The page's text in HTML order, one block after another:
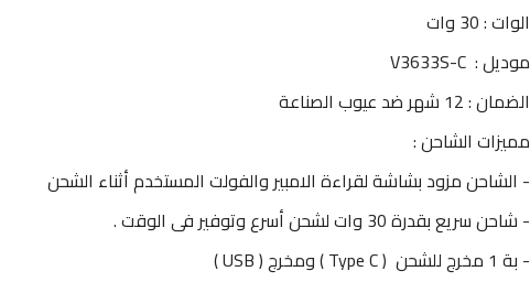
الوات : 30 وات
موديل : V3633S-C
الضمان : 12 شهر ضد عيوب الصناعة
مميزات الشاحن :
- الشاحن مزود بشاشة لقراءة الامبير والفولت المستخدم أثناء الشحن
- شاحن سريع بقدرة 30 وات لشحن أسرع وتوفير فى الوقت .
- بة 1 مخرج للشحن ( Type C ) ومخرج ( USB )